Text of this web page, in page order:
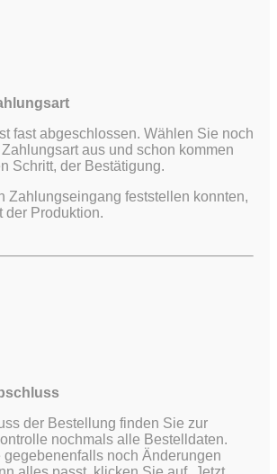
fast abgeschlossen. Wählen Sie noch
aus und schon kommen
Schritt, der Bestätigung.
Zahlungseingang feststellen konnten,
der Produktion.
der Bestellung finden Sie zur
nochmals alle Bestelldaten.
gegebenenfalls noch Änderungen